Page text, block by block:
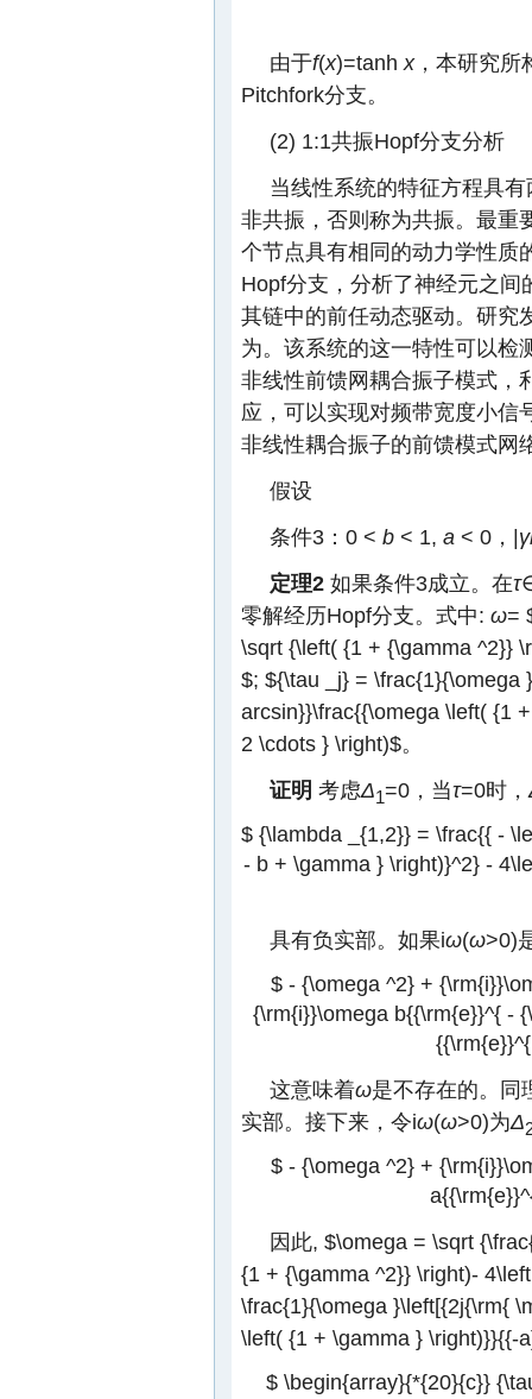
由于f(x)=tanh x，本研究所
Pitchfork分支。
(2) 1:1共振Hopf分支分析
当线性系统的特征方程具
非共振，否则称为共振。最重
个节点具有相同的动力学性质
Hopf分支，分析了神经元之
其链中的前任动态驱动。研究
为。该系统的这一特性可以检
非线性前馈网耦合振子模式，
应，可以实现对频带宽度小信
非线性耦合振子的前馈模式网
假设
条件3：0 < b < 1, a < 0，|
定理2 如果条件3成立。在τ
零解经历Hopf分支。式中: ω=
\sqrt {\left( {1 + {\gamma ^2}}
$; ${\tau _j} =
arcsin}}\frac{{\omega \left( {1
2 \cdots } \right)$。
证明 考虑Δ1=0，当τ=0时，
$ {\lambda _{1,2}} = \frac{{ -
- b + \gamma } \right)}^2} -
具有负实部。如果iω(ω>0)
$ - {\omega ^2} +
{\rm{i}}\omega b{{\rm{e}}^{ -
这意味着ω是不存在的。同
实部。接下来，令iω(ω>0)为Δ
$ - {\omega ^2} +
因此, $\omega = \sqrt
{1 + {\gamma ^2}} \right)-
\frac{1}{\omega }\left[{2j{\rm{
\left( {1 + \gamma } \right)}}{{-
$ \begin{array}{*{20}{c}}